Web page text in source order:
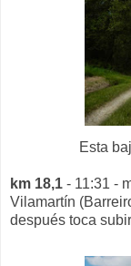
Esta
km 18,1 - 11:31 -
Vilamartín
después toca